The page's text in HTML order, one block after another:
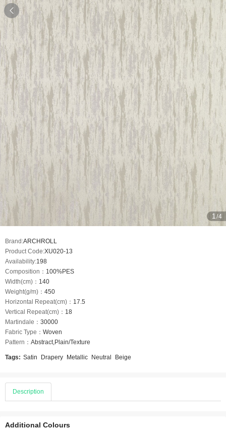

1 /4
Brand:ARCHROLL
Product Code:XU020-13
Availability:198
Composition： 100%PES
Width(cm)： 140
Weight(g/m)： 450
Horizontal Repeat(cm)： 17.5
Vertical Repeat(cm)： 18
Martindale： 30000
Fabric Type： Woven
Pattern： Abstract,Plain/Texture
Tags: Satin Drapery Metallic Neutral Beige
Description
Additional Colours